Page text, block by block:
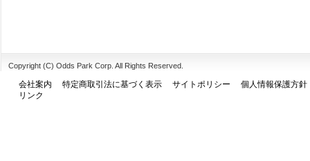
Copyright (C) Odds Park Corp. All Rights Reserved.
会社案内 特定商取引法に基づく表示 サイトポリシー
個人情報保護方針
リンク